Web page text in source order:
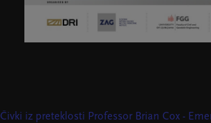
Čivki iz preteklosti Professor Brian Cox -